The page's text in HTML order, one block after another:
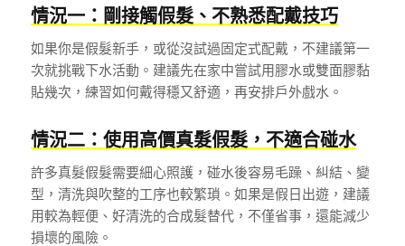
情況一：剛接觸假髮、不熟悉配戴技巧
如果你是假髮新手，或從沒試過固定式配戴，不建議第一
次就挑戰下水活動。建議先在家中嘗試用膠水或雙面膠黏
貼幾次，練習如何戴得穩又舒適，再安排戶外戲水。
情況二：使用高價真髮假髮，不適合碰水
許多真髮假髮需要細心照護，碰水後容易毛躁、糾結、變
型，清洗與吹整的工序也較繁瑣。如果是假日出遊，建議
用較為輕便、好清洗的合成髮替代，不僅省事，還能減少
損壞的風險。